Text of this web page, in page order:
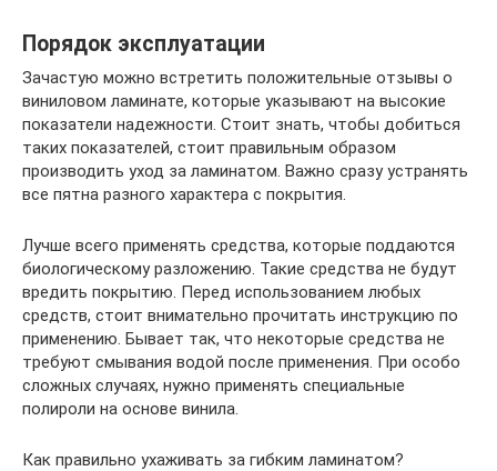
Порядок эксплуатации
Зачастую можно встретить положительные отзывы о
виниловом ламинате, которые указывают на высокие
показатели надежности. Стоит знать, чтобы добиться
таких показателей, стоит правильным образом
производить уход за ламинатом. Важно сразу устранять
все пятна разного характера с покрытия.
Лучше всего применять средства, которые поддаются
биологическому разложению. Такие средства не будут
вредить покрытию. Перед использованием любых
средств, стоит внимательно прочитать инструкцию по
применению. Бывает так, что некоторые средства не
требуют смывания водой после применения. При особо
сложных случаях, нужно применять специальные
полироли на основе винила.
Как правильно ухаживать за гибким ламинатом?